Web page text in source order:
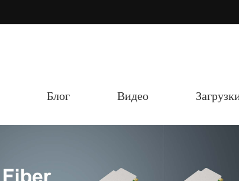
Блог Видео